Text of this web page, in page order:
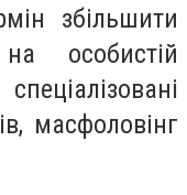
збільшити
на особистій
масфоловінг